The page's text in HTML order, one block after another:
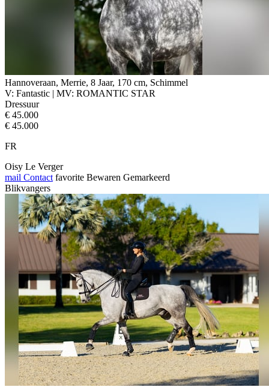
Hannoveraan, Merrie, 8 Jaar, 170 cm, Schimmel
V: Fantastic | MV: ROMANTIC STAR
Dressuur
€ 45.000
€ 45.000
FR
Oisy Le Verger
mail Contact favorite Bewaren Gemarkeerd
Blikvangers